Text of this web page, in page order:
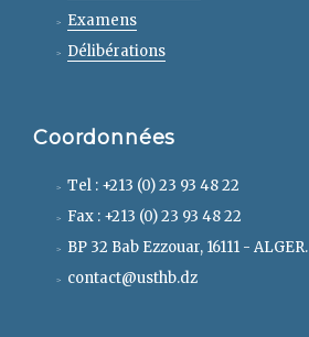
Examens
Délibérations
Coordonnées
Tel : +213 (0) 23 93 48 22
Fax : +213 (0) 23 93 48 22
BP 32 Bab Ezzouar, 16111 - ALGER.
contact@usthb.dz